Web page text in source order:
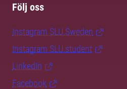
Följ oss
Instagram SLU.Sweden
Instagram SLU.student
LinkedIn
Facebook